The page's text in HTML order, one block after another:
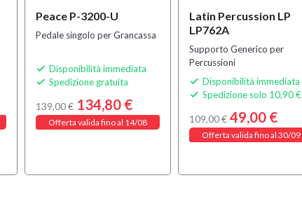
Peace P-3200-U
Pedale singolo per Grancassa
 Disponibilità immediata
 Spedizione gratuita
139,00 € 134,80 €
Offerta valida fino al 14/08
Latin Percussion LP
LP762A
Supporto Generico per
Percussioni
 Disponibilità immediata
 Spedizione solo 10,90 €
109,00 € 49,00 €
Offerta valida fino al 30/09